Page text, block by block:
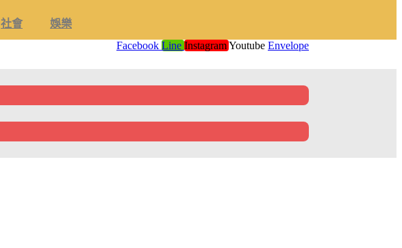
社會
娛樂
Facebook Line InstagramYoutube Envelope